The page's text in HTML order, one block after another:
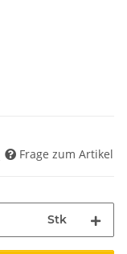
Frage zum Artikel
Stk